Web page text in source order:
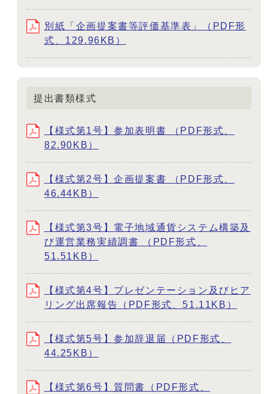
別紙「企画提案書等評価基準表」（PDF形
式、129.96KB）
提出書類様式
【様式第1号】参加表明書 （PDF形式、
82.90KB）
【様式第2号】企画提案書 （PDF形式、
46.44KB）
【様式第3号】電子地域通貨システム構築及
び運営業務実績調書 （PDF形式、
51.51KB）
【様式第4号】プレゼンテーション及びヒア
リング出席報告（PDF形式、51.11KB）
【様式第5号】参加辞退届（PDF形式、
44.25KB）
【様式第6号】質問書（PDF形式、